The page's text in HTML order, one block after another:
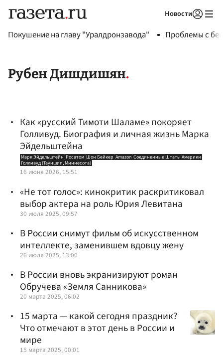
Новости
Покушение на главу "Уралдронзавода" Проблемы с
Рубен Дишдишян
Как «русский Тимоти Шаламе» покоряет
Голливуд. Биография и личная жизнь Марка
Эйдельштейна
Марк Эйдельштейн Росатом Шон Бейкер Amazon Соединенные Штаты Америки
Голливуд (Тауншип, Миннесота)
16 июня 2026, 15:51
«Не тот голос»: кинокритик раскритиковал
выбор актера на роль Юрия Левитана
30 июля 2025, 09:57
В России снимут фильм об искусственном
интеллекте, заменившем вдовцу жену
26 июля 2025, 13:00
В России вновь экранизируют роман
Обручева «Земля Санникова»
20 марта 2025, 06:02
15 марта — какой сегодня праздник?
Что отмечают в этот день в России и
мире
15 марта 2025, 00:01